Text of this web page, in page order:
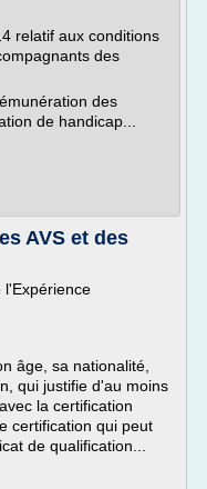
relatif aux conditions
des
des
de handicap...
AVS et des
l'Expérience
âge, sa nationalité,
qui justifie d'au moins
la certification
certification qui peut
de qualification...